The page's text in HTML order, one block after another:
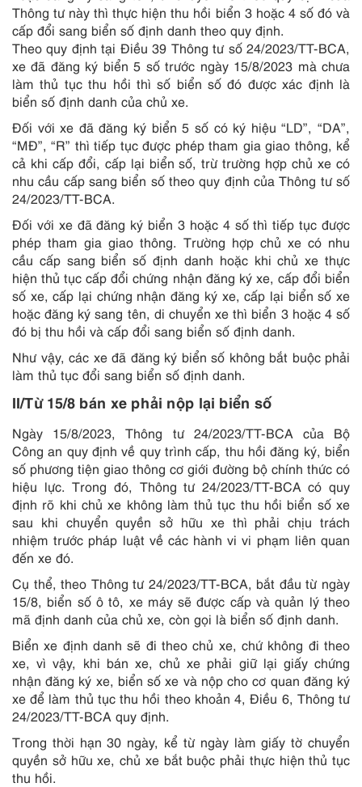
Thông tư này thì thực hiện thu hồi biển 3 hoặc 4 số đó và
cấp đổi sang biển số định danh theo quy định.
Theo quy định tại Điều 39 Thông tư số 24/2023/TT-BCA,
xe đã đăng ký biển 5 số trước ngày 15/8/2023 mà chưa
làm thủ tục thu hồi thì số biển số đó được xác định là
biển số định danh của chủ xe.
Đối với xe đã đăng ký biển 5 số có ký hiệu “LD”, “DA”,
“MĐ”, “R” thì tiếp tục được phép tham gia giao thông, kể
cả khi cấp đổi, cấp lại biển số, trừ trường hợp chủ xe có
nhu cầu cấp sang biển số theo quy định của Thông tư số
24/2023/TT-BCA.
Đối với xe đã đăng ký biển 3 hoặc 4 số thì tiếp tục được
phép tham gia giao thông. Trường hợp chủ xe có nhu
cầu cấp sang biển số định danh hoặc khi chủ xe thực
hiện thủ tục cấp đổi chứng nhận đăng ký xe, cấp đổi biển
số xe, cấp lại chứng nhận đăng ký xe, cấp lại biển số xe
hoặc đăng ký sang tên, di chuyển xe thì biển 3 hoặc 4 số
đó bị thu hồi và cấp đổi sang biển số định danh.
Như vậy, các xe đã đăng ký biển số không bắt buộc phải
làm thủ tục đổi sang biển số định danh.
II/Từ 15/8 bán xe phải nộp lại biển số
Ngày 15/8/2023, Thông tư 24/2023/TT-BCA của Bộ
Công an quy định về quy trình cấp, thu hồi đăng ký, biển
số phương tiện giao thông cơ giới đường bộ chính thức có
hiệu lực. Trong đó, Thông tư 24/2023/TT-BCA có quy
định rõ khi chủ xe không làm thủ tục thu hồi biển số xe
sau khi chuyển quyền sở hữu xe thì phải chịu trách
nhiệm trước pháp luật về các hành vi vi phạm liên quan
đến xe đó.
Cụ thể, theo Thông tư 24/2023/TT-BCA, bắt đầu từ ngày
15/8, biển số ô tô, xe máy sẽ được cấp và quản lý theo
mã định danh của chủ xe, còn gọi là biển số định danh.
Biển xe định danh sẽ đi theo chủ xe, chứ không đi theo
xe, vì vậy, khi bán xe, chủ xe phải giữ lại giấy chứng
nhận đăng ký xe, biển số xe và nộp cho cơ quan đăng ký
xe để làm thủ tục thu hồi theo khoản 4, Điều 6, Thông tư
24/2023/TT-BCA quy định.
Trong thời hạn 30 ngày, kể từ ngày làm giấy tờ chuyển
quyền sở hữu xe, chủ xe bắt buộc phải thực hiện thủ tục
thu hồi.